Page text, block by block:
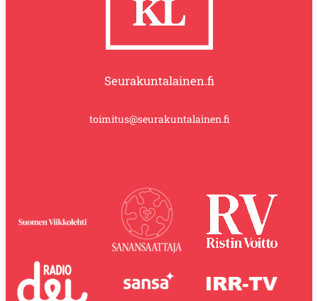
Seurakuntalainen.fi
toimitus@seurakuntalainen.fi